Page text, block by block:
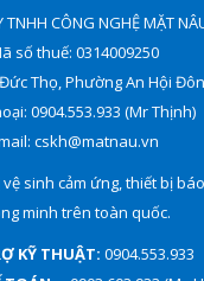
TNHH CÔNG NGHỆ MẶT
số thuế: 0314009250
Thọ, Phường An Hội
0904.553.933 (Mr Thịnh)
cskh@matnau.vn
sinh cảm ứng, thiết bị
minh trên toàn quốc.
KỸ THUẬT: 0904.553.933